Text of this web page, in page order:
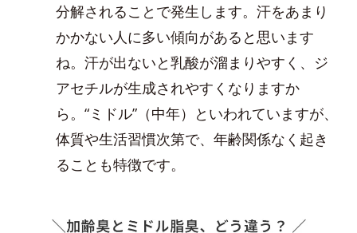
分解されることで発生します。汗をあまり
かかない人に多い傾向があると思います
ね。汗が出ないと乳酸が溜まりやすく、ジ
アセチルが生成されやすくなりますか
ら。“ミドル”（中年）といわれていますが、
体質や生活習慣次第で、年齢関係なく起き
ることも特徴です。